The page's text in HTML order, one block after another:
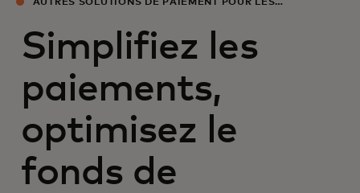
AUTRES SOLUTIONS DE PAIEMENT POUR LES
Simplifiez les
paiements,
optimisez le
fonds de